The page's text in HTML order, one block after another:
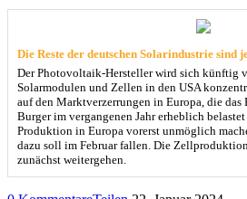
Die Reste der deutschen Solarindustrie sind
Der Photovoltaik-Hersteller wird sich künftig
Solarmodulen und Zellen in den USA
auf den Marktverzerrungen in Europa, die
Burger im vergangenen Jahr erheblich
Produktion in Europa vorerst unmöglich
dazu soll im Februar fallen. Die
zunächst weitergehen.